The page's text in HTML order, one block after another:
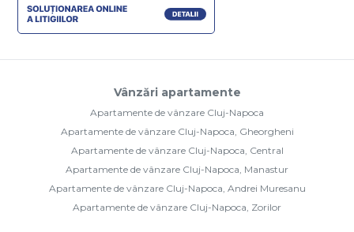
Vânzări apartamente
Apartamente de vânzare Cluj-Napoca
Apartamente de vânzare Cluj-Napoca, Gheorgheni
Apartamente de vânzare Cluj-Napoca, Central
Apartamente de vânzare Cluj-Napoca, Manastur
Apartamente de vânzare Cluj-Napoca, Andrei Muresanu
Apartamente de vânzare Cluj-Napoca, Zorilor